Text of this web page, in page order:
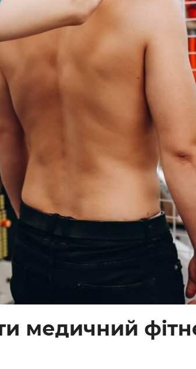
медичний